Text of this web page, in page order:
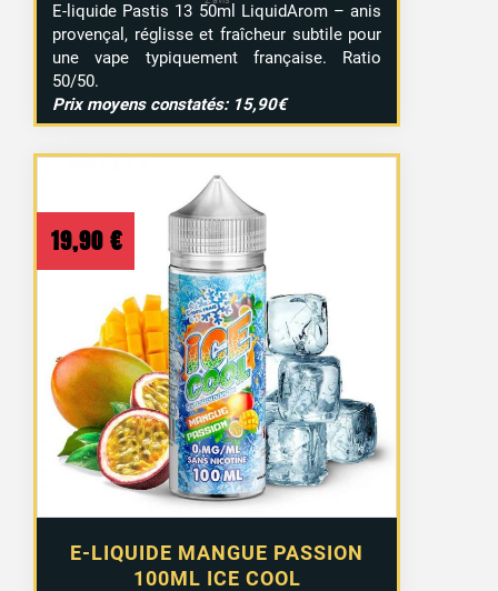
E-liquide Pastis 13 50ml LiquidArom – anis
provençal, réglisse et fraîcheur subtile pour
une vape typiquement française. Ratio
50/50.
Prix moyens constatés: 15,90€
E-LIQUIDE MANGUE PASSION
100ML ICE COOL
19,90 €